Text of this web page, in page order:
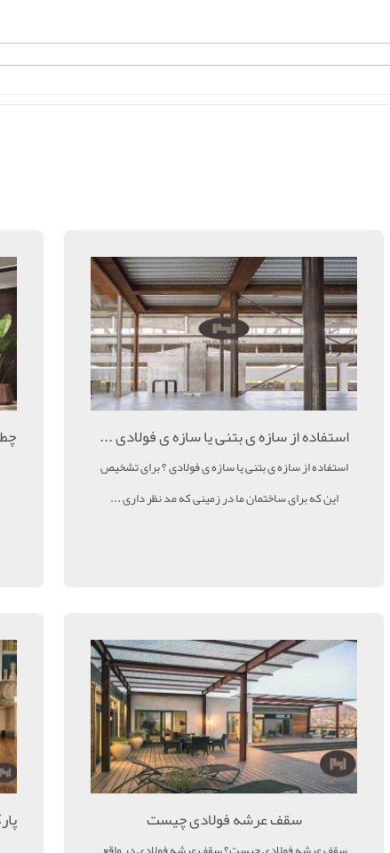
استفاده از سازه ی بتنی یا سازه ی فولادی ...
استفاده از سازه ی بتنی یا سازه ی فولادی ؟ برای تشخیص
این که برای ساختمان ما در زمینی که مد نظر داری ...
سقف عرشه فولادی چیست